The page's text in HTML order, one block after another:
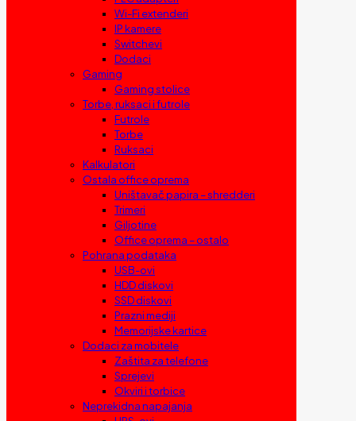
Wi-Fi extenderi
IP kamere
Switchevi
Dodaci
Gaming
Gaming stolice
Torbe, ruksaci i futrole
Futrole
Torbe
Ruksaci
Kalkulatori
Ostala office oprema
Uništavač papira – shredderi
Trimeri
Giljotine
Office oprema – ostalo
Pohrana podataka
USB-ovi
HDD diskovi
SSD diskovi
Prazni mediji
Memorijske kartice
Dodaci za mobitele
Zaštita za telefone
Sprejevi
Okviri i torbice
Neprekidna napajanja